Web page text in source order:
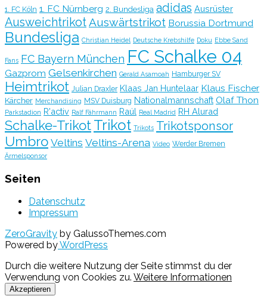
1. FC Köln 1. FC Nürnberg 2. Bundesliga adidas Ausrüster
AusweichtrikotAuswärtstrikot Borussia Dortmund
Bundesliga Christian Heidel Deutsche Krebshilfe Doku Ebbe Sand
Fans FC Bayern München FC Schalke 04
Gazprom Gelsenkirchen Gerald Asamoah Hamburger SV
Heimtrikot Julian Draxler Klaas Jan Huntelaar Klaus Fischer
Kärcher Merchandising MSV Duisburg Nationalmannschaft Olaf Thon
Parkstadion R'activ Ralf Fährmann Raúl Real Madrid RH Alurad
Schalke-TrikotTrikot Trikots Trikotsponsor
Umbro Veltins Veltins-Arena Video Werder Bremen
Ärmelsponsor
Seiten
Datenschutz
Impressum
ZeroGravity by GalussoThemes.com
Powered byWordPress
Durch die weitere Nutzung der Seite stimmst du der
Verwendung von Cookies zu. Weitere Informationen
Akzeptieren